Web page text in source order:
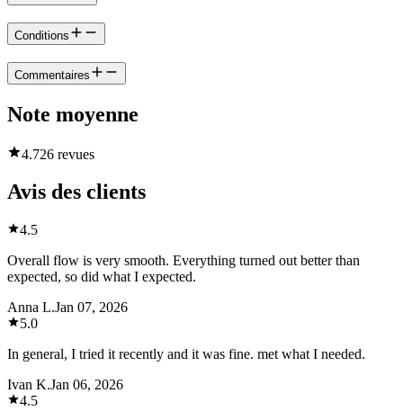
Conditions
Commentaires
Note moyenne
4.726 revues
Avis des clients
4.5
Overall flow is very smooth. Everything turned out better than
expected, so did what I expected.
Anna L.Jan 07, 2026
5.0
In general, I tried it recently and it was fine. met what I needed.
Ivan K.Jan 06, 2026
4.5